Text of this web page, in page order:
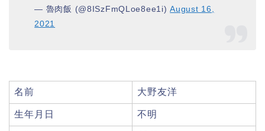
— 魯肉飯 (@8ISzFmQLoe8ee1i)August 16,
2021
名前 大野友洋
生年月日 不明